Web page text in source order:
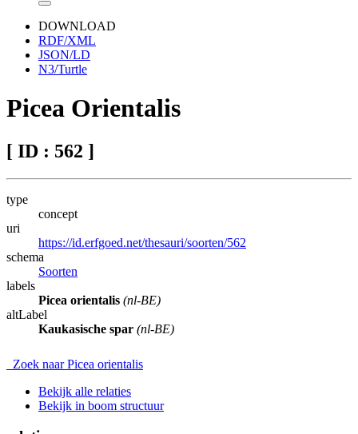
DOWNLOAD
RDF/XML
JSON/LD
N3/Turtle
Picea Orientalis
[ ID : 562 ]
type
concept
uri
https://id.erfgoed.net/thesauri/soorten/562
schema
Soorten
labels
Picea orientalis (nl-BE)
altLabel
Kaukasische spar (nl-BE)
Zoek naar Picea orientalis
Bekijk alle relaties
Bekijk in boom structuur